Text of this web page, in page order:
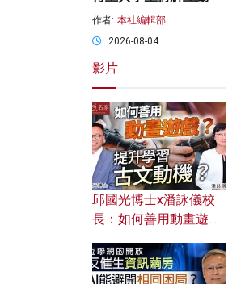
作者: 本社編輯部
2026-08-04
影片
邱國光博士x潘詠儀校
長：如何善用動畫遊戲